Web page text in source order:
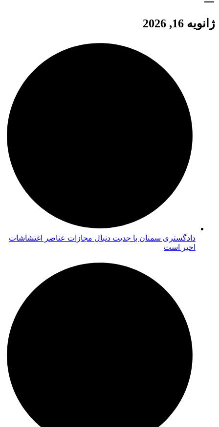
ژانویه 16, 2026
دادگستری سمنان با جدیت دنبال مجازات عناصر اغتشاشات
اخیر است